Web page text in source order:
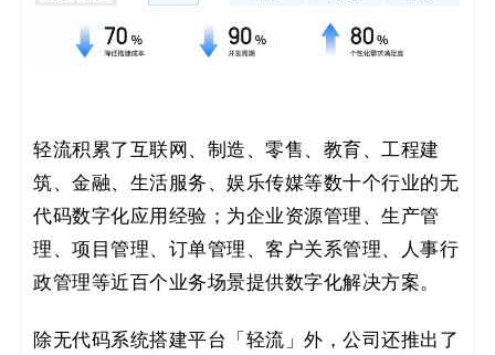
轻流积累了互联网、制造、零售、教育、工程建
筑、金融、生活服务、娱乐传媒等数十个行业的无
代码数字化应用经验；为企业资源管理、生产管
理、项目管理、订单管理、客户关系管理、人事行
政管理等近百个业务场景提供数字化解决方案。
除无代码系统搭建平台「轻流」外，公司还推出了